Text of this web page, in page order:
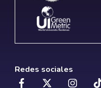
Redes sociales